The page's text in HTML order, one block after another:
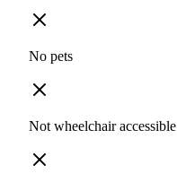
No pets
Not wheelchair accessible